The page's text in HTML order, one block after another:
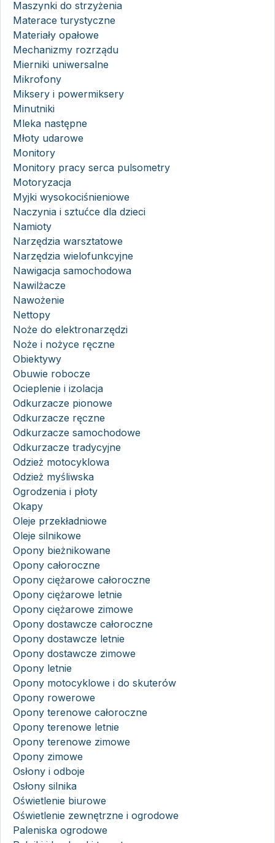
Maszynki do strzyżenia
Materace turystyczne
Materiały opałowe
Mechanizmy rozrządu
Mierniki uniwersalne
Mikrofony
Miksery i powermiksery
Minutniki
Mleka następne
Młoty udarowe
Monitory
Monitory pracy serca pulsometry
Motoryzacja
Myjki wysokociśnieniowe
Naczynia i sztućce dla dzieci
Namioty
Narzędzia warsztatowe
Narzędzia wielofunkcyjne
Nawigacja samochodowa
Nawilżacze
Nawożenie
Nettopy
Noże do elektronarzędzi
Noże i nożyce ręczne
Obiektywy
Obuwie robocze
Ocieplenie i izolacja
Odkurzacze pionowe
Odkurzacze ręczne
Odkurzacze samochodowe
Odkurzacze tradycyjne
Odzież motocyklowa
Odzież myśliwska
Ogrodzenia i płoty
Okapy
Oleje przekładniowe
Oleje silnikowe
Opony bieżnikowane
Opony całoroczne
Opony ciężarowe całoroczne
Opony ciężarowe letnie
Opony ciężarowe zimowe
Opony dostawcze całoroczne
Opony dostawcze letnie
Opony dostawcze zimowe
Opony letnie
Opony motocyklowe i do skuterów
Opony rowerowe
Opony terenowe całoroczne
Opony terenowe letnie
Opony terenowe zimowe
Opony zimowe
Osłony i odboje
Osłony silnika
Oświetlenie biurowe
Oświetlenie zewnętrzne i ogrodowe
Paleniska ogrodowe